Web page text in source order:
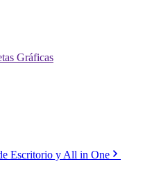
Gráficas
Escritorio y All in One